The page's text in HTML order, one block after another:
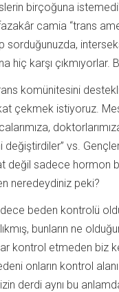
birçoğuna
camia “trans
sorduğunuzda,
hiç karşı çıkmıyorlar.
komünitesini
çekmek istiyoruz.
vs.
değil sadece
neredeydiniz peki?
beden kontrolü
bunların ne
kontrol etmeden biz
onların kontrol
derdi aynı bu